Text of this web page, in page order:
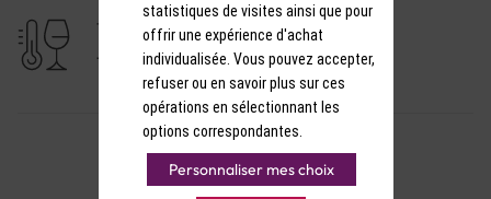
TEMPÉRATURE DE SERVICE
15-16°C
statistiques de visites ainsi que pour
offrir une expérience d'achat
individualisée. Vous pouvez accepter,
refuser ou en savoir plus sur ces
opérations en sélectionnant les
options correspondantes.
Personnaliser mes choix